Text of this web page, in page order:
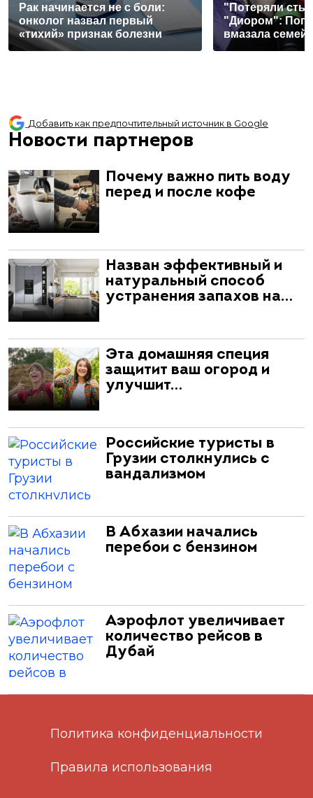
Рак начинается не с боли:
онколог назвал первый
«тихий» признак болезни
"Потеряли
"Диором":
вмазала
Добавить как предпочтительный источник в Google
Новости партнеров
Почему важно пить воду
перед и после кофе
Назван эффективный и
натуральный способ
устранения запахов на…
Эта домашняя специя
защитит ваш огород и
улучшит…
Российские туристы в
Грузии столкнулись с
вандализмом
В Абхазии начались
перебои с бензином
Аэрофлот увеличивает
количество рейсов в
Дубай
Политика конфиденциальности
Правила использования